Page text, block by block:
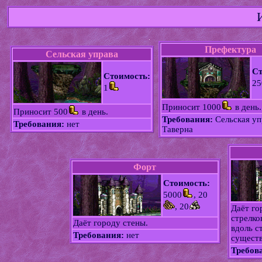
Сельская управа
Стоимость:
1
Приносит 500
в день.
Требования: нет
Префектура
Приносит 1000
в день.
Требования: Сельская
Таверна
Форт
Стоимость:
5000
, 20
, 20
Даёт городу стены.
Требования: нет
Даёт
вдоль